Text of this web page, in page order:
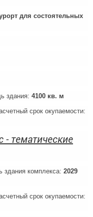
для состоятельных
здания: 4100 кв. м
срок окупаемости:
тематические
здания комплекса: 2029
срок окупаемости: